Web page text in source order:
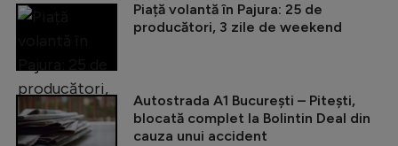
Piață volantă în Pajura: 25 de
producători, 3 zile de weekend
Autostrada A1 București – Pitești,
blocată complet la Bolintin Deal din
cauza unui accident